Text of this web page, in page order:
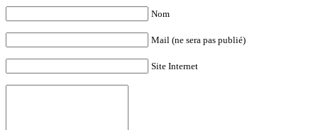
Nom
Mail (ne sera pas publié)
Site Internet